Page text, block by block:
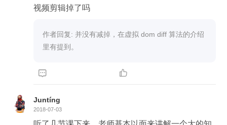
视频剪辑掉了吗
作者回复: 并没有减掉，在虚拟 dom diff 算法的介绍
里有提到。
 
Juntíng
2018-07-03